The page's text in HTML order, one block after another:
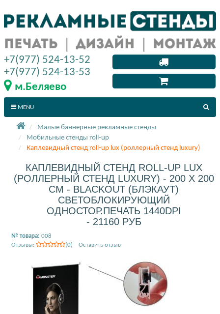
Малые баннерные рекламные стенды
Мобильные стенды roll-up
Каплевидный стенд roll-up lux (роллерный стенд luxury)
КАПЛЕВИДНЫЙ СТЕНД ROLL-UP LUX
(РОЛЛЕРНЫЙ СТЕНД LUXURY) - 200 X 200
СМ - BLACKOUT (БЛЭКАУТ)
СВЕТОБЛОКИРУЮЩИЙ
ОДНОСТОР.ПЕЧАТЬ 1440DPI
- 21160 РУБ
№ товара: 008
Отзывы:
(0) Оставить отзыв
+7(977) 524-13-52
+7(977) 524-13-53
м.Беляево
MENU